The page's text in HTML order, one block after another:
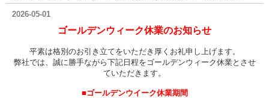
2026-05-01
ゴールデンウィーク休業のお知らせ
平素は格別のお引き立てをいただき厚くお礼申し上げます。
弊社では、誠に勝手ながら下記日程をゴールデンウィーク休業とさせ
ていただきます。
■ゴールデンウイーク休業期間